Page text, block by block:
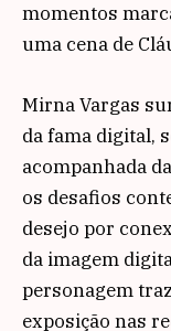
momentos
uma cena de
Mirna Vargas
da fama digital,
acompanhada
os desafios
desejo por
da imagem
personagem
exposição nas